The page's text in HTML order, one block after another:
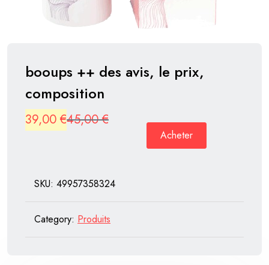
booups ++ des avis, le prix,
composition
45,00€Original
45,00 €.
39,00 €
Current
39,00 €.
Acheter
SKU: 49957358324
Category: Produits